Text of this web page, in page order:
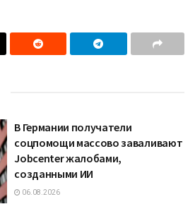
В Германии получатели
соцпомощи массово заваливают
Jobcenter жалобами,
созданными ИИ
06.08.2026